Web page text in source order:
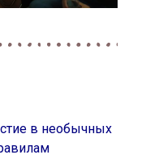
в необычных